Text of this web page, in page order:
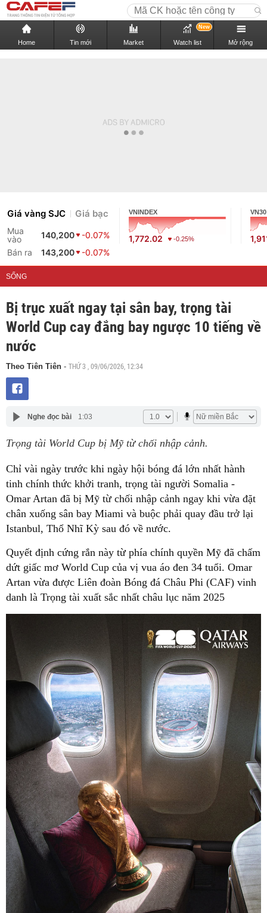
Home Tin mới Market Watch list
New
Mở rộng
Giá vàng SJC Giá bạc
Mua
vào
140,200
-0.07%
Bán ra
143,200 -0.07%
VNINDEX
1,772.02 -0.25%
VN30
SỐNG
Bị trục xuất ngay tại sân bay, trọng tài
World Cup cay đắng bay ngược 10 tiếng về
nước
Theo Tiên Tiên - THỨ 3 , 09/06/2026, 12:34
Nghe đọc bài 1:03
Trọng tài World Cup bị Mỹ từ chối nhập cảnh.
Chỉ vài ngày trước khi ngày hội bóng đá lớn nhất hành
tinh chính thức khởi tranh, trọng tài người Somalia -
Omar Artan đã bị Mỹ từ chối nhập cảnh ngay khi vừa đặt
chân xuống sân bay Miami và buộc phải quay đầu trở lại
Istanbul, Thổ Nhĩ Kỳ sau đó về nước.
Quyết định cứng rắn này từ phía chính quyền Mỹ đã chấm
dứt giấc mơ World Cup của vị vua áo đen 34 tuổi. Omar
Artan vừa được Liên đoàn Bóng đá Châu Phi (CAF) vinh
danh là Trọng tài xuất sắc nhất châu lục năm 2025